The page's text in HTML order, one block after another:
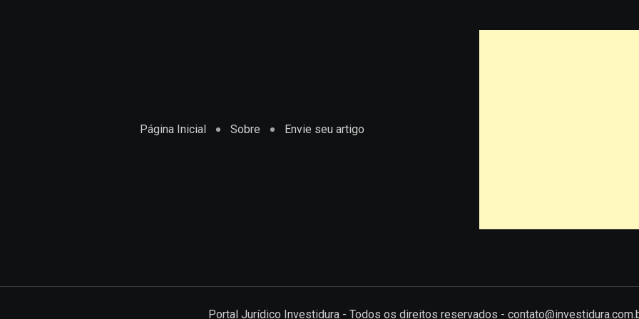
Página Inicial Sobre Envie seu artigo
Portal Jurídico Investidura - Todos os direitos reservados -